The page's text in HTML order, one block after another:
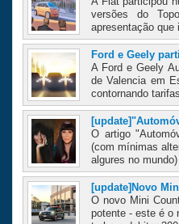
versões do
apresentação
Ford e Geely
A Ford e Geely
de Valencia em
contornando
O artigo
(com mínimas
algures no
[update]Novo
O novo Mini
potente - este é o